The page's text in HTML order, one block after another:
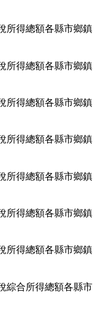
所得總額各縣市鄉鎮
所得總額各縣市鄉鎮
所得總額各縣市鄉鎮
所得總額各縣市鄉鎮
所得總額各縣市鄉鎮
所得總額各縣市鄉鎮
所得總額各縣市鄉鎮
綜合所得總額各縣市